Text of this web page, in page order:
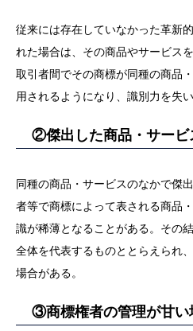
従来には存在していなかった革新
れた場合は、その商品やサービス
取引者間でその商標が同種の商品
用されるようになり、識別力を失
②傑出した商品・サービ
同種の商品・サービスのなかで傑
者等で商標によって表される商品
識が稀薄となることがある。その
全体を代表するものととらえられ
場合がある。
③商標権者の管理が甘い